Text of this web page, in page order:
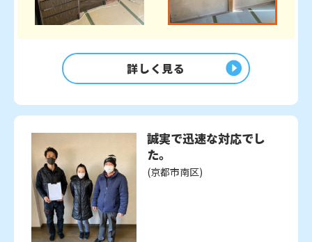
詳しく見る
誠実で迅速な対応でし
た。
(京都市南区)